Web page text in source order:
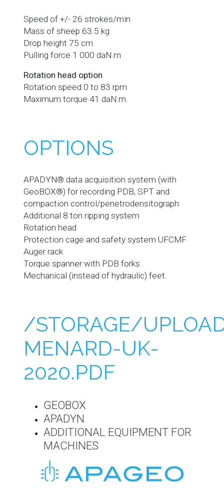
Speed of +/- 26 strokes/min
Mass of sheep 63.5 kg
Drop height 75 cm
Pulling force 1 000 daN.m
Rotation head option
Rotation speed 0 to 83 rpm
Maximum torque 41 daN.m.
OPTIONS
APADYN® data acquisition system (with
GeoBOX®) for recording PDB, SPT and
compaction control/penetrodensitograph
Additional 8 ton ripping system
Rotation head
Protection cage and safety system UFCMF
Auger rack
Torque spanner with PDB forks
Mechanical (instead of hydraulic) feet.
/STORAGE/
MENARD-UK-
2020.PDF
GEOBOX
APADYN
ADDITIONAL EQUIPMENT FOR
MACHINES